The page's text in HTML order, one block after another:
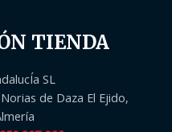
TIENDA
SL
de Daza El Ejido,